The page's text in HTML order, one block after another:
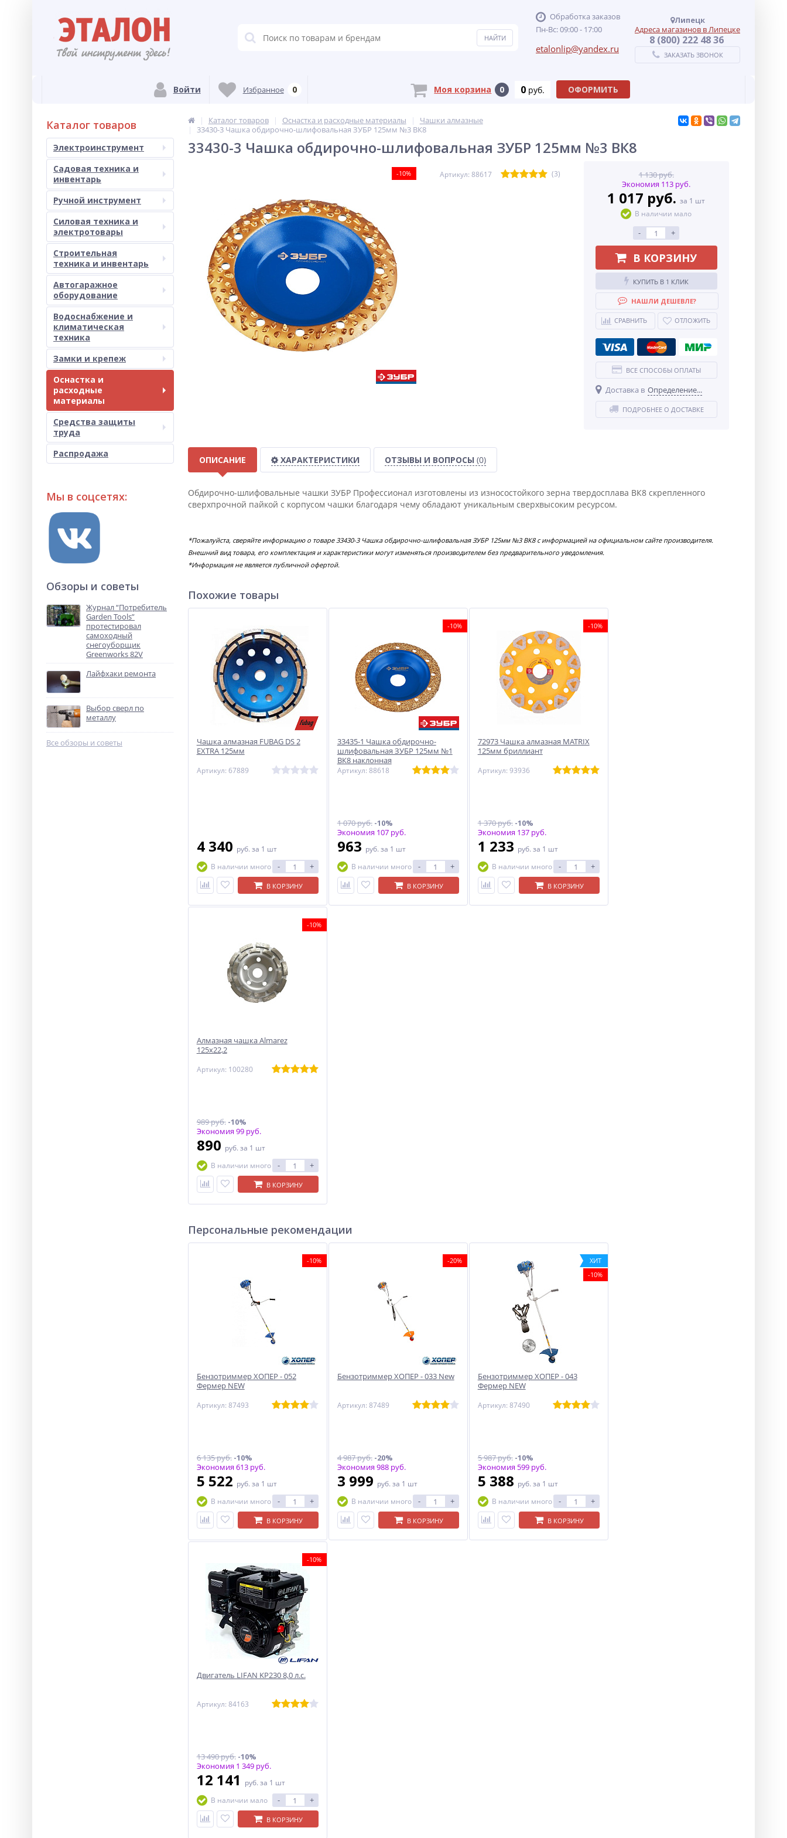
Обработка заказов
Пн-Вс: 09:00 - 17:00
etalonlip@yandex.ru
Липецк
Адреса магазинов в Липецке
8 (800) 222 48 36
ЗАКАЗАТЬ ЗВОНОК
Войти Избранное 0 Моя корзина 0 0 руб. ОФОРМИТЬ
Каталог товаров
Электроинструмент
Садовая техника и
инвентарь
Ручной инструмент
Силовая техника и
электротовары
Строительная
техника и инвентарь
Автогаражное
оборудование
Водоснабжение и
климатическая
техника
Замки и крепеж
Оснастка и
расходные
материалы
Средства защиты
труда
Распродажа
Мы в соцсетях:
Обзоры и советы
Журнал “Потребитель
Garden Tools”
протестировал
самоходный
снегоуборщик
Greenworks 82V
Лайфхаки ремонта
Выбор сверл по
металлу
Все обзоры и советы
Каталог товаров Оснастка и расходные материалы
Чашки алмазные
33430-3 Чашка обдирочно-шлифовальная ЗУБР 125мм №3 ВК8
33430-3 Чашка обдирочно-шлифовальная ЗУБР 125мм №3 ВК8
-10% Артикул: 88617 (3)
1 130 руб.
Экономия 113 руб.
1 017 руб.за 1 шт
В наличии мало
- +
В КОРЗИНУ
КУПИТЬ В 1 КЛИК
НАШЛИ ДЕШЕВЛЕ?
СРАВНИТЬ ОТЛОЖИТЬ
ВСЕ СПОСОБЫ ОПЛАТЫ
Доставка в Определение...
ПОДРОБНЕЕ О ДОСТАВКЕ
ОПИСАНИЕ ХАРАКТЕРИСТИКИ ОТЗЫВЫ И ВОПРОСЫ (0)
Обдирочно-шлифовальные чашки ЗУБР Профессионал изготовлены из износостойкого зерна твердосплава ВК8 скрепленного
сверхпрочной пайкой с корпусом чашки благодаря чему обладают уникальным сверхвысоким ресурсом.
*Пожалуйста, сверяйте информацию о товаре 33430-3 Чашка обдирочно-шлифовальная ЗУБР 125мм №3 ВК8 с информацией на официальном сайте производителя.
Внешний вид товара, его комплектация и характеристики могут изменяться производителем без предварительного уведомления.
*Информация не является публичной офертой.
Похожие товары
Чашка алмазная FUBAG DS 2
EXTRA 125мм
Артикул: 67889
4 340 руб. за 1 шт
В наличии много
- +
В КОРЗИНУ
-10%
33435-1 Чашка обдирочно-
шлифовальная ЗУБР 125мм №1
ВК8 наклонная
Артикул: 88618
1 070 руб.-10%
Экономия 107 руб.
963 руб. за 1 шт
В наличии много
- +
В КОРЗИНУ
-10%
72973 Чашка алмазная MATRIX
125мм бриллиант
Артикул: 93936
1 370 руб.-10%
Экономия 137 руб.
1 233 руб. за 1 шт
В наличии много
- +
В КОРЗИНУ
-10%
Алмазная чашка Almarez
125х22,2
Артикул: 100280
989 руб.-10%
Экономия 99 руб.
890 руб. за 1 шт
В наличии много
- +
В КОРЗИНУ
Персональные рекомендации
-10%
Бензотриммер ХОПЕР - 052
Фермер NEW
Артикул: 87493
6 135 руб.-10%
Экономия 613 руб.
5 522 руб. за 1 шт
В наличии много
- +
В КОРЗИНУ
-20%
Бензотриммер ХОПЕР - 033 New
Артикул: 87489
4 987 руб.-20%
Экономия 988 руб.
3 999 руб. за 1 шт
В наличии много
- +
В КОРЗИНУ
ХИТ
-10%
Бензотриммер ХОПЕР - 043
Фермер NEW
Артикул: 87490
5 987 руб.-10%
Экономия 599 руб.
5 388 руб. за 1 шт
В наличии много
- +
В КОРЗИНУ
-10%
Двигатель LIFAN KP230 8,0 л.с.
Артикул: 84163
13 490 руб.-10%
Экономия 1 349 руб.
12 141 руб. за 1 шт
В наличии мало
- +
В КОРЗИНУ